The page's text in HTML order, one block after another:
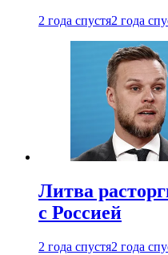
2 года спустя2 года
Литва
с Россией
2 года спустя2 года